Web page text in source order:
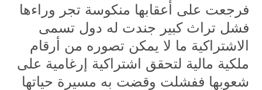
فرجعت على أعقابها منكوسة تجر وراءها
فشل تراث كبير جندت له دول تسمى
الاشتراكية ما لا يمكن تصوره من أرقام
ملكية مالية لتحقق اشتراكية إرغامية على
شعوبها ففشلت وقضت به مسيرة حياتها